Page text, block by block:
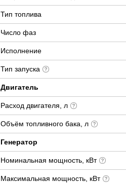
Тип топлива
Число фаз
Исполнение
Тип запуска
Двигатель
Расход двигателя, л
Объём топливного бака, л
Генератор
Номинальная мощность, кВт
Максимальная мощность, кВт